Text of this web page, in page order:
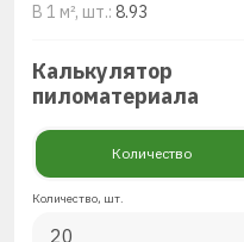
В 1 м², шт.: 8.93
Калькулятор
пиломатериала
Количество
Количество, шт.